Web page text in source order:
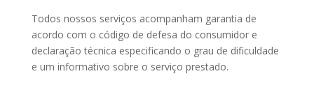
Todos nossos serviços acompanham garantia de
acordo com o código de defesa do consumidor e
declaração técnica especificando o grau de dificuldade
e um informativo sobre o serviço prestado.